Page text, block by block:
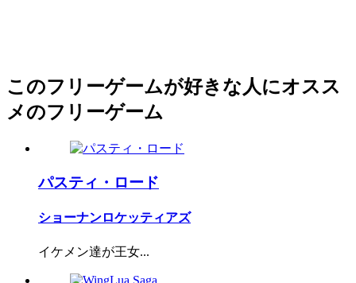
このフリーゲームが好きな人にオスス
メのフリーゲーム
パスティ・ロード
ショーナンロケッティアズ
イケメン達が王女...